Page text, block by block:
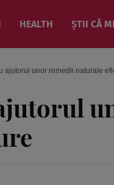
HEALTH ȘTII CĂ
ajutorul unor remedii naturale